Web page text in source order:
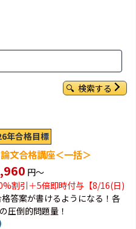
検索する
年合格目標
文合格講座＜一括＞
円～
割引＋5倍即時付与【8/16(日)
答案が書けるようになる！各
圧倒的問題量！